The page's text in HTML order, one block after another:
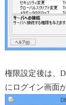
権限設定後は、
にログイン画面